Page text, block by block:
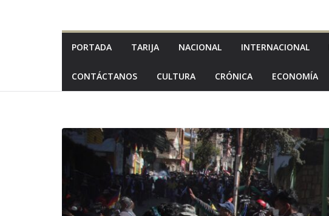
PORTADA TARIJA NACIONAL INTERNACIONAL
CONTÁCTANOS CULTURA CRÓNICA ECONOMÍA